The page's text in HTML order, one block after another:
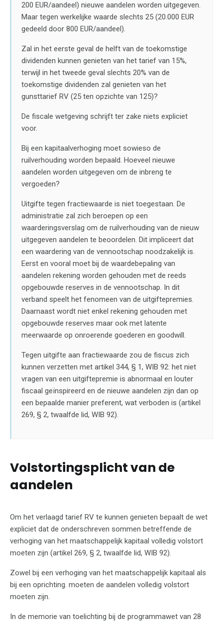
200 EUR/aandeel) nieuwe aandelen worden uitgegeven.
Maar tegen werkelijke waarde slechts 25 (20.000 EUR
gedeeld door 800 EUR/aandeel).
Zal in het eerste geval de helft van de toekomstige
dividenden kunnen genieten van het tarief van 15%,
terwijl in het tweede geval slechts 20% van de
toekomstige dividenden zal genieten van het
gunsttarief RV (25 ten opzichte van 125)?
De fiscale wetgeving schrijft ter zake niets expliciet
voor.
Bij een kapitaalverhoging moet sowieso de
ruilverhouding worden bepaald. Hoeveel nieuwe
aandelen worden uitgegeven om de inbreng te
vergoeden?
Uitgifte tegen fractiewaarde is niet toegestaan. De
administratie zal zich beroepen op een
waarderingsverslag om de ruilverhouding van de nieuw
uitgegeven aandelen te beoordelen. Dit impliceert dat
een waardering van de vennootschap noodzakelijk is.
Eerst en vooral moet bij de waardebepaling van
aandelen rekening worden gehouden met de reeds
opgebouwde reserves in de vennootschap. In dit
verband speelt het fenomeen van de uitgiftepremies.
Daarnaast wordt niet enkel rekening gehouden met
opgebouwde reserves maar ook met latente
meerwaarde op onroerende goederen en goodwill.
Tegen uitgifte aan fractiewaarde zou de fiscus zich
kunnen verzetten met artikel 344, § 1, WIB 92: het niet
vragen van een uitgiftepremie is abnormaal en louter
fiscaal geïnspireerd en de nieuwe aandelen zijn dan op
een bepaalde manier preferent, wat verboden is (artikel
269, § 2, twaalfde lid, WIB 92).
Volstortingsplicht van de
aandelen
Om het verlaagd tarief RV te kunnen genieten bepaalt de wet
expliciet dat de onderschreven sommen betreffende de
verhoging van het maatschappelijk kapitaal volledig volstort
moeten zijn (artikel 269, § 2, twaalfde lid, WIB 92).
Zowel bij een verhoging van het maatschappelijk kapitaal als
bij een oprichting. moeten de aandelen volledig volstort
moeten zijn.
In de memorie van toelichting bij de programmawet van 28